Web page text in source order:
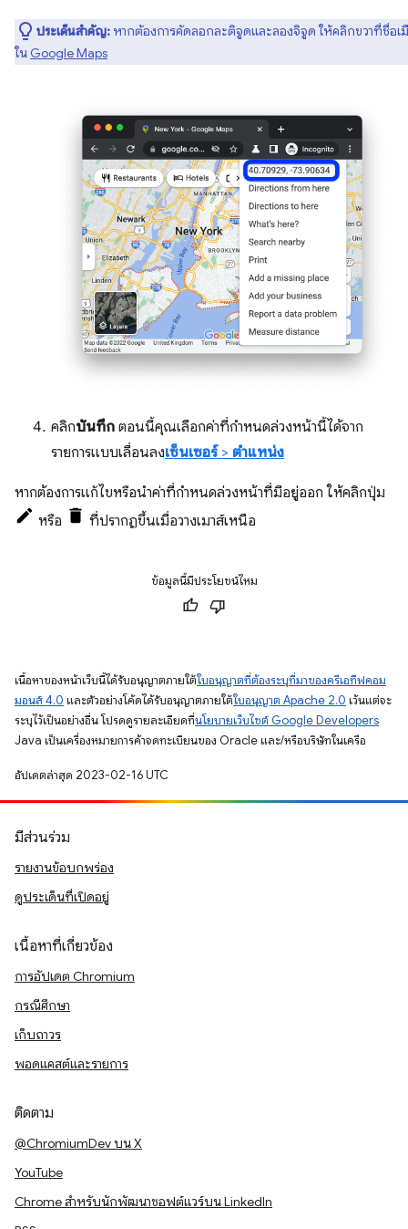
ประเด็นสำคัญ: หากต้องการคัดลอกละติจูดและลองจิจูด ให้คลิกขวาที่ชื่อเ
ใน Google Maps
คลิกบันทึก ตอนนี้คุณเลือกค่าที่กำหนดล่วงหน้านี้ได้จาก
รายการแบบเลื่อนลงเซ็นเซอร์> ตำแหน่ง
หากต้องการแก้ไขหรือนำค่าที่กำหนดล่วงหน้าที่มีอยู่ออก ให้คลิกปุ่ม
หรือ
ที่ปรากฏขึ้นเมื่อวางเมาส์เหนือ
ข้อมูลนี้มีประโยชน์ไหม
เนื้อหาของหน้าเว็บนี้ได้รับอนุญาตภายใต้ใบอนุญาตที่ต้องระบุที่มาของครีเอทีฟคอม
มอนส์ 4.0 และตัวอย่างโค้ดได้รับอนุญาตภายใต้ใบอนุญาต Apache 2.0 เว้นแต่จะ
ระบุไว้เป็นอย่างอื่น โปรดดูรายละเอียดที่นโยบายเว็บไซต์ Google Developers
Java เป็นเครื่องหมายการค้าจดทะเบียนของ Oracle และ/หรือบริษัทในเครือ
อัปเดตล่าสุด 2023-02-16 UTC
มีส่วนร่วม
รายงานข้อบกพร่อง
ดูประเด็นที่เปิดอยู่
เนื้อหาที่เกี่ยวข้อง
การอัปเดต Chromium
กรณีศึกษา
เก็บถาวร
พอดแคสต์และรายการ
ติดตาม
@ChromiumDev บน X
YouTube
Chrome สำหรับนักพัฒนาซอฟต์แวร์บน LinkedIn